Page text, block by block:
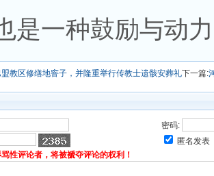
是一种鼓励与动
教区修缮地窨子，并隆重举行传教士遗骸安葬礼下一篇:
密码:
匿名发表
性评论者，将被褫夺评论的权利！